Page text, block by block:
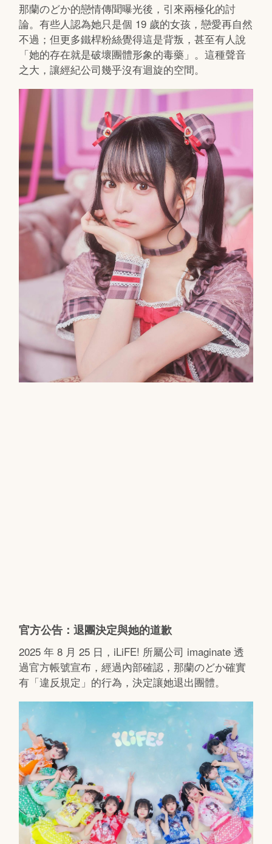
那蘭のどか的戀情傳聞曝光後，引來兩極化的討
論。有些人認為她只是個 19 歲的女孩，戀愛再自然
不過；但更多鐵桿粉絲覺得這是背叛，甚至有人說
「她的存在就是破壞團體形象的毒藥」。這種聲音
之大，讓經紀公司幾乎沒有迴旋的空間。
官方公告：退團決定與她的道歉
2025 年 8 月 25 日，iLiFE! 所屬公司 imaginate 透
過官方帳號宣布，經過內部確認，那蘭のどか確實
有「違反規定」的行為，決定讓她退出團體。